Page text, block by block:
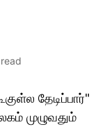
தேடிப்பார்"
முழுவதும்